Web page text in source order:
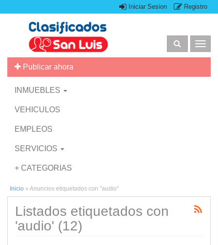
Iniciar Sesion Registro
Publicar ahora
INMUEBLES
VEHICULOS
EMPLEOS
SERVICIOS
+ CATEGORIAS
Inicio » Anuncios etiquetados con "audio"
Listados etiquetados con
'audio' (12)